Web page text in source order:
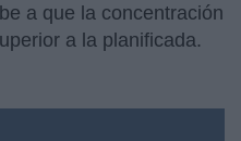
a que la concentración
a la planificada.